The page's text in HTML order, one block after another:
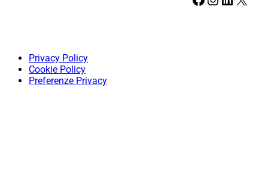
Privacy Policy
Cookie Policy
Preferenze Privacy